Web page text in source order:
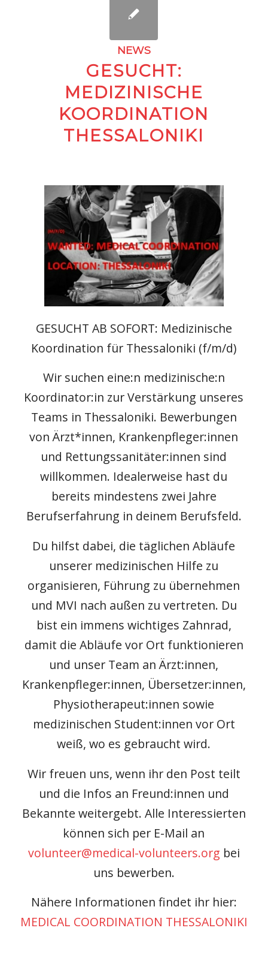
NEWS
GESUCHT:
MEDIZINISCHE
KOORDINATION
THESSALONIKI
GESUCHT AB SOFORT: Medizinische
Koordination für Thessaloniki (f/m/d)
Wir suchen eine:n medizinische:n
Koordinator:in zur Verstärkung unseres
Teams in Thessaloniki. Bewerbungen
von Ärzt*innen, Krankenpfleger:innen
und Rettungssanitäter:innen sind
willkommen. Idealerweise hast du
bereits mindestens zwei Jahre
Berufserfahrung in deinem Berufsfeld.
Du hilfst dabei, die täglichen Abläufe
unserer medizinischen Hilfe zu
organisieren, Führung zu übernehmen
und MVI nach außen zu vertreten. Du
bist ein immens wichtiges Zahnrad,
damit die Abläufe vor Ort funktionieren
und unser Team an Ärzt:innen,
Krankenpfleger:innen, Übersetzer:innen,
Physiotherapeut:innen sowie
medizinischen Student:innen vor Ort
weiß, wo es gebraucht wird.
Wir freuen uns, wenn ihr den Post teilt
und die Infos an Freund:innen und
Bekannte weitergebt. Alle Interessierten
können sich per E-Mail an
volunteer@medical-volunteers.org bei
uns bewerben.
Nähere Informationen findet ihr hier:
MEDICAL COORDINATION THESSALONIKI